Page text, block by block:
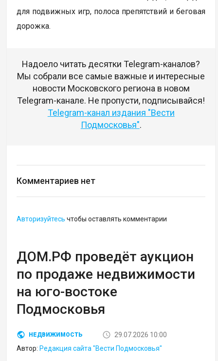
для подвижных игр, полоса препятствий и беговая
дорожка.
Надоело читать десятки Telegram-каналов?
Мы собрали все самые важные и интересные
новости Московского региона в новом
Telegram-канале. Не пропусти, подписывайся!
Telegram-канал издания "Вести
Подмосковья".
Комментариев нет
Авторизуйтесь чтобы оставлять комментарии
ДОМ.РФ проведёт аукцион
по продаже недвижимости
на юго-востоке
Подмосковья
НЕДВИЖИМОСТЬ
29.07.2026 10:00
Автор: Редакция сайта "Вести Подмосковья"